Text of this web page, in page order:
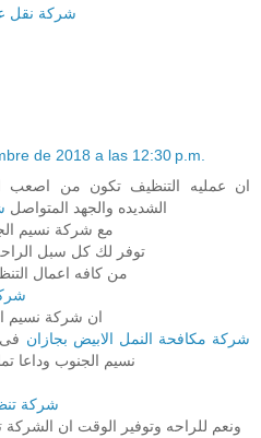
شركة نقل
de 2018 a las 12:30 p.m.
ان عمليه التنظيف تكون من اصعب
الشديده والجهد المتواصل
مع شركة نسيم
توفر لك كل سبل
من كافه اعمال
ان شركة نسيم
شركة مكافحة النمل الابيض بجازان
نسيم الجنوب وداعا
شركة
ونعم للراحه وتوفير الوقت ان الشركة